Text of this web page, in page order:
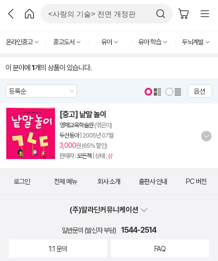
온라인중고 중고도서 유아 유아 학습 두뇌계발
이 분야에 1개의 상품이 있습니다.
옵션
[중고] 낱말 놀이
영재교육학술원 (엮은이)
두산동아| 2005년 07월
3,000원 (65% 할인)
판매자 :모든책 | 상태 :상
로그인 전체 메뉴 회사 소개 출판사 안내 PC 버전
(주)알라딘커뮤니케이션
일반문의 (발신자 부담) 1544-2514
1:1 문의 FAQ